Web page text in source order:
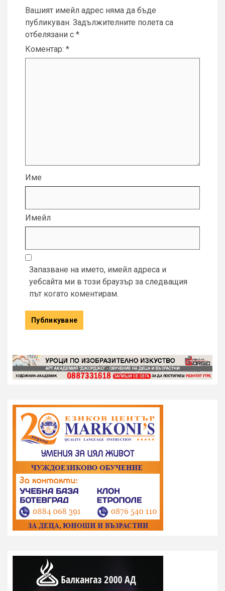
Вашият имейл адрес няма да бъде
публикуван. Задължителните полета са
отбелязани с *
Коментар: *
Име
Имейл
Запазване на името, имейл адреса и
уебсайта ми в този браузър за следващия
път когато коментирам.